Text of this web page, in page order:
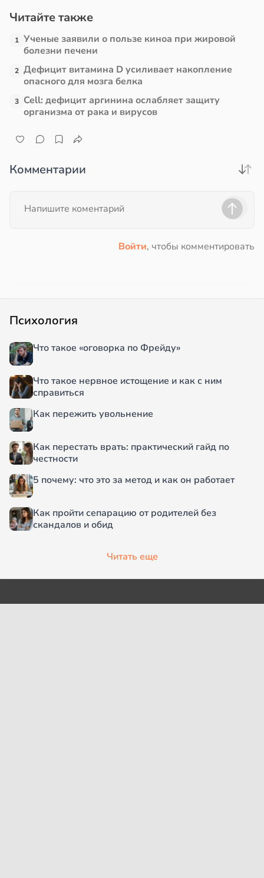
Читайте также
1 Ученые заявили о пользе киноа при жировой
болезни печени
2 Дефицит витамина D усиливает накопление
опасного для мозга белка
3 Cell: дефицит аргинина ослабляет защиту
организма от рака и вирусов
Комментарии
Войти, чтобы комментировать
Психология
Что такое «оговорка по Фрейду»
Что такое нервное истощение и как с ним
справиться
Как пережить увольнение
Как перестать врать: практический гайд по
честности
5 почему: что это за метод и как он работает
Как пройти сепарацию от родителей без
скандалов и обид
Читать еще